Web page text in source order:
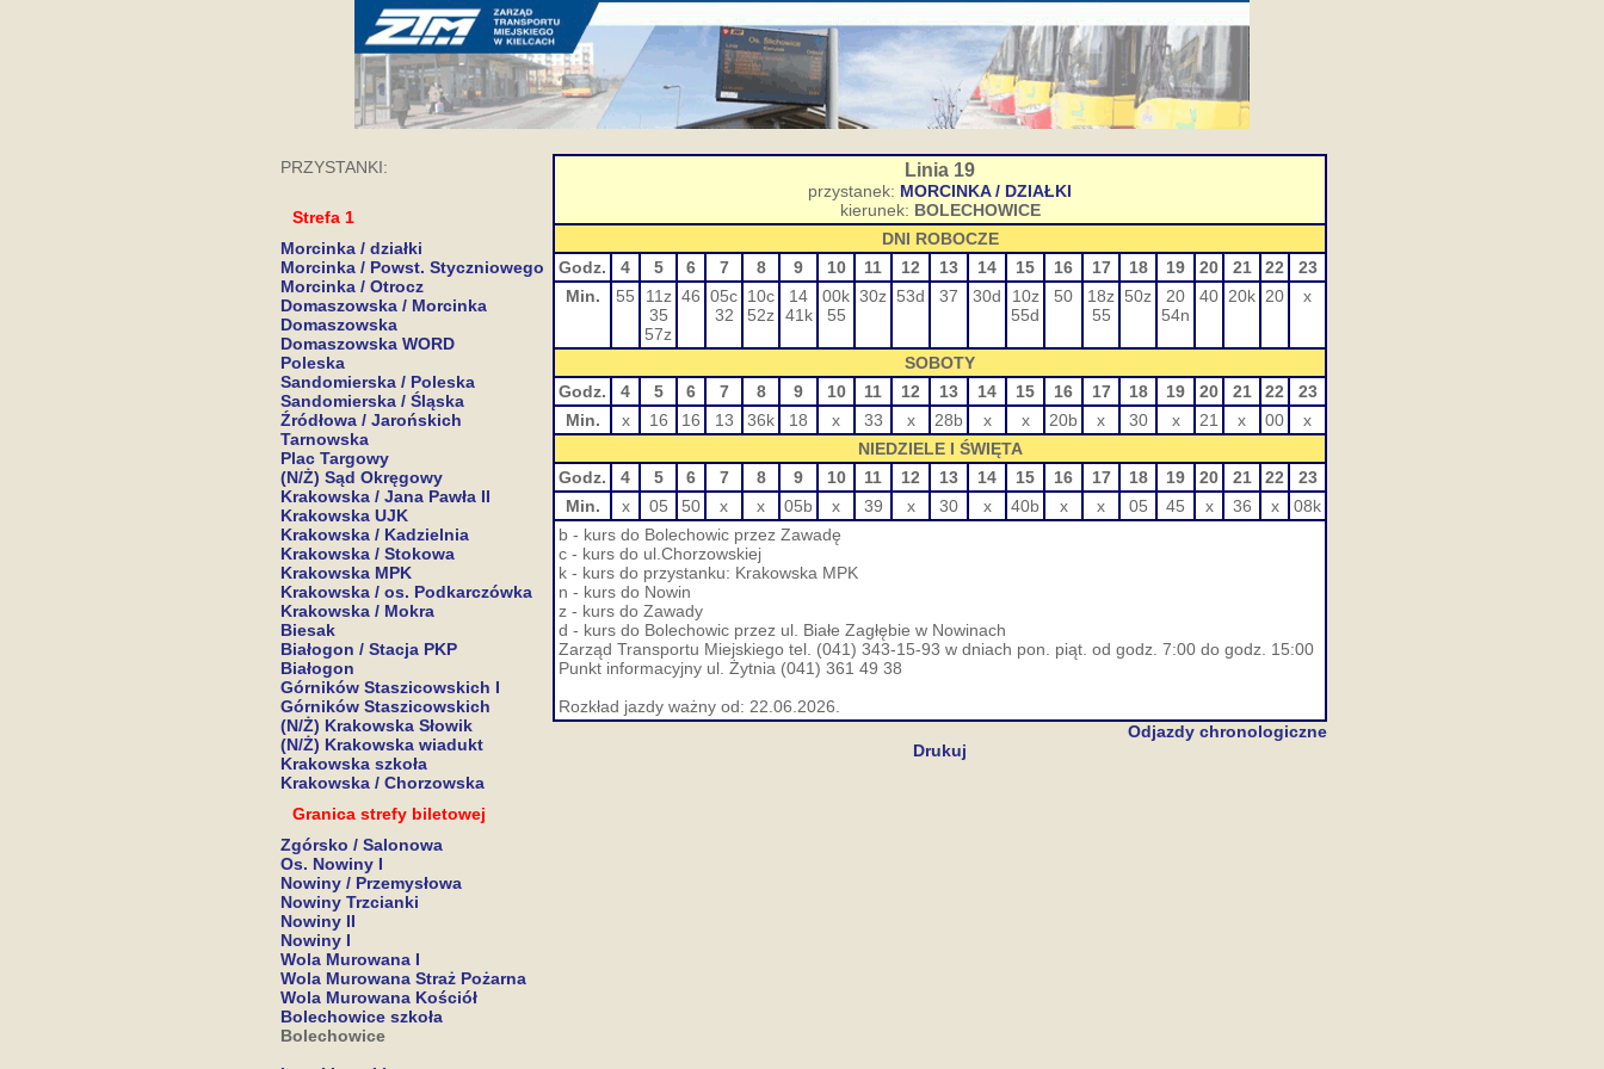
PRZYSTANKI:
Strefa 1
Morcinka / działki
Morcinka / Powst. Styczniowego
Morcinka / Otrocz
Domaszowska / Morcinka
Domaszowska
Domaszowska WORD
Poleska
Sandomierska / Poleska
Sandomierska / Śląska
Źródłowa / Jarońskich
Tarnowska
Plac Targowy
(N/Ż) Sąd Okręgowy
Krakowska / Jana Pawła II
Krakowska UJK
Krakowska / Kadzielnia
Krakowska / Stokowa
Krakowska MPK
Krakowska / os. Podkarczówka
Krakowska / Mokra
Biesak
Białogon / Stacja PKP
Białogon
Górników Staszicowskich I
Górników Staszicowskich
(N/Ż) Krakowska Słowik
(N/Ż) Krakowska wiadukt
Krakowska szkoła
Krakowska / Chorzowska
Granica strefy biletowej
Zgórsko / Salonowa
Os. Nowiny I
Nowiny / Przemysłowa
Nowiny Trzcianki
Nowiny II
Nowiny I
Wola Murowana I
Wola Murowana Straż Pożarna
Wola Murowana Kościół
Bolechowice szkoła
Bolechowice
Linia 19
przystanek: MORCINKA / DZIAŁKI
kierunek: BOLECHOWICE
DNI ROBOCZE
Godz.
4 5 6 7 8 9 10 11 12 13 14 15 16 17 18 19 20 21 22
23
Min.
55
11z
35
57z
46 05c
32
10c
52z
14
41k
00k
55
30z 53d 37 30d
10z
55d
50
18z
55
50z
20
54n
40 20k 20 x
SOBOTY
Godz.
4 5 6 7 8 9 10 11 12 13 14 15 16 17 18 19 20 21 22
23
Min.
x 16 16 13 36k 18 x 33 x 28b x x 20b x 30 x 21 x 00
x
NIEDZIELE I ŚWIĘTA
Godz.
4 5 6 7 8 9 10 11 12 13 14 15 16 17 18 19 20 21 22
23
Min.
x 05 50 x x 05b x 39 x 30 x 40b x x 05 45 x 36 x
08k
b - kurs do Bolechowic przez Zawadę
c - kurs do ul.Chorzowskiej
k - kurs do przystanku: Krakowska MPK
n - kurs do Nowin
z - kurs do Zawady
d - kurs do Bolechowic przez ul. Białe Zagłębie w Nowinach
Zarząd Transportu Miejskiego tel. (041) 343-15-93 w dniach pon. piąt. od godz. 7:00 do godz. 15:00
Punkt informacyjny ul. Żytnia (041) 361 49 38
Rozkład jazdy ważny od: 22.06.2026.
Odjazdy chronologiczne
Drukuj